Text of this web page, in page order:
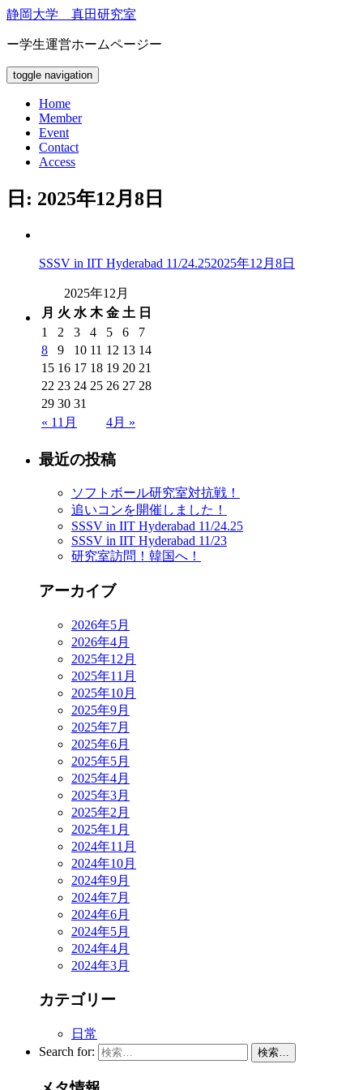
静岡大学 真田研究室
ー学生運営ホームページー
toggle navigation
Home
Member
Event
Contact
Access
日: 2025年12月8日
SSSV in IIT Hyderabad 11/24.252025年12月8日
2025年12月
月 火 水 木 金 土 日
« 11月 4月 »
1 2 3 4 5 6
7
8
9 10 11 12 13 14
15 16 17 18 19 20 21
22 23 24 25 26 27 28
29 30 31
最近の投稿
ソフトボール研究室対抗戦！
追いコンを開催しました！
SSSV in IIT Hyderabad 11/24.25
SSSV in IIT Hyderabad 11/23
研究室訪問！韓国へ！
アーカイブ
2026年5月
2026年4月
2025年12月
2025年11月
2025年10月
2025年9月
2025年7月
2025年6月
2025年5月
2025年4月
2025年3月
2025年2月
2025年1月
2024年11月
2024年10月
2024年9月
2024年7月
2024年6月
2024年5月
2024年4月
2024年3月
カテゴリー
日常
Search for:
検索…